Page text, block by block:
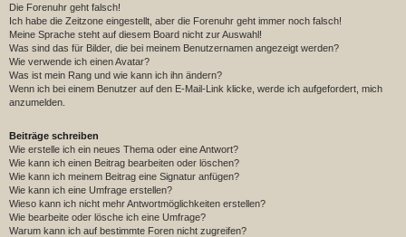
Die Forenuhr geht falsch!
Ich habe die Zeitzone eingestellt, aber die Forenuhr geht immer noch falsch!
Meine Sprache steht auf diesem Board nicht zur Auswahl!
Was sind das für Bilder, die bei meinem Benutzernamen angezeigt werden?
Wie verwende ich einen Avatar?
Was ist mein Rang und wie kann ich ihn ändern?
Wenn ich bei einem Benutzer auf den E-Mail-Link klicke, werde ich aufgefordert, mich
anzumelden.
Beiträge schreiben
Wie erstelle ich ein neues Thema oder eine Antwort?
Wie kann ich einen Beitrag bearbeiten oder löschen?
Wie kann ich meinem Beitrag eine Signatur anfügen?
Wie kann ich eine Umfrage erstellen?
Wieso kann ich nicht mehr Antwortmöglichkeiten erstellen?
Wie bearbeite oder lösche ich eine Umfrage?
Warum kann ich auf bestimmte Foren nicht zugreifen?